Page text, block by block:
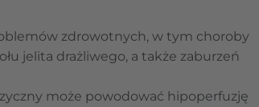
zdrowotnych, w tym choroby
jelita drażliwego, a także zaburzeń
może powodować hipoperfuzję